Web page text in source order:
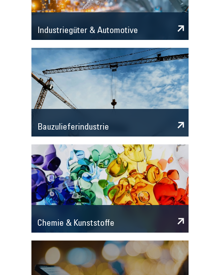
Industriegüter & Automotive
Bauzulieferindustrie
Chemie & Kunststoffe